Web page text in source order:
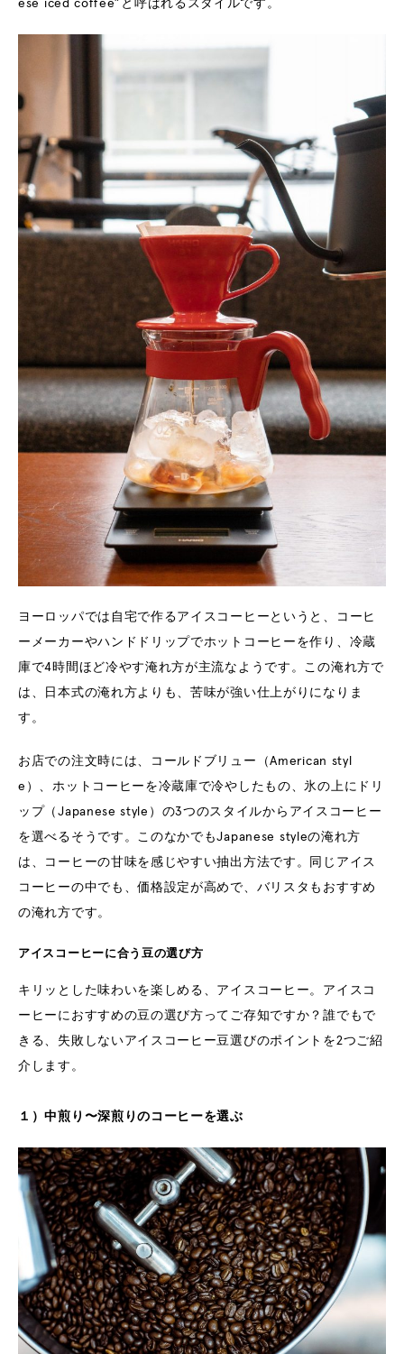
ese iced coffee”と呼ばれるスタイルです。
ヨーロッパでは自宅で作るアイスコーヒーというと、コーヒ
ーメーカーやハンドドリップでホットコーヒーを作り、冷蔵
庫で4時間ほど冷やす淹れ方が主流なようです。この淹れ方で
は、日本式の淹れ方よりも、苦味が強い仕上がりになりま
す。
お店での注文時には、コールドブリュー（American styl
e）、ホットコーヒーを冷蔵庫で冷やしたもの、氷の上にドリ
ップ（Japanese style）の3つのスタイルからアイスコーヒー
を選べるそうです。このなかでもJapanese styleの淹れ方
は、コーヒーの甘味を感じやすい抽出方法です。同じアイス
コーヒーの中でも、価格設定が高めで、バリスタもおすすめ
の淹れ方です。
アイスコーヒーに合う豆の選び方
キリッとした味わいを楽しめる、アイスコーヒー。アイスコ
ーヒーにおすすめの豆の選び方ってご存知ですか？誰でもで
きる、失敗しないアイスコーヒー豆選びのポイントを2つご紹
介します。
１）中煎り〜深煎りのコーヒーを選ぶ